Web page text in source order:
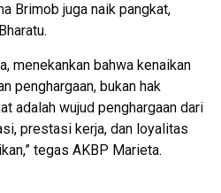
Brimob juga naik pangkat,
menekankan bahwa kenaikan
penghargaan, bukan hak
adalah wujud penghargaan dari
prestasi kerja, dan loyalitas
tegas AKBP Marieta.